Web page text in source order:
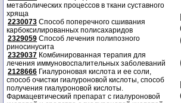
метаболических процессов в ткани суставного
хряща
2230073 Способ поперечного сшивания
карбоксилированных полисахаридов
2329059 Способ лечения полипозного
риносинусита
2329037 Комбинированная терапия для
лечения иммуновоспалительных заболеваний
2128666 Гиалуроновая кислота и ее соли,
способ очистки гиалуроновой кислоты, способ
получения гиалуроновой кислоты.
Фармацевтический препарат с гиалуроновой